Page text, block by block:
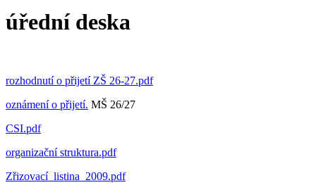
úřední deska
rozhodnutí o přijetí ZŠ 26-27.pdf
oznámení o přijetí. MŠ 26/27
CSI.pdf
organizační struktura.pdf
Zřizovací_listina_2009.pdf